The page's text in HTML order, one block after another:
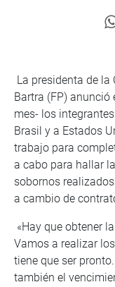
La presidenta de
Bartra (FP) anunció
mes- los
Brasil y a Estados
trabajo para
a cabo para hallar
sobornos
a cambio de
«Hay que obtener
Vamos a realizar
tiene que ser
también el